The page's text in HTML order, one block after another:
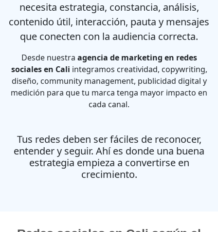
necesita estrategia, constancia, análisis,
contenido útil, interacción, pauta y mensajes
que conecten con la audiencia correcta.
Desde nuestra agencia de marketing en redes
sociales en Cali integramos creatividad, copywriting,
diseño, community management, publicidad digital y
medición para que tu marca tenga mayor impacto en
cada canal.
Tus redes deben ser fáciles de reconocer,
entender y seguir. Ahí es donde una buena
estrategia empieza a convertirse en
crecimiento.